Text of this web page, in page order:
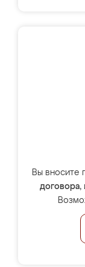
Вы вносите
договора,